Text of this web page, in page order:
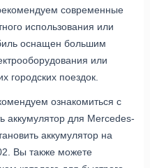
современные
использования или
оснащен большим
или
городских поездок.
ознакомиться с
аккумулятор для Mercedes-
аккумулятор на
Вы также можете